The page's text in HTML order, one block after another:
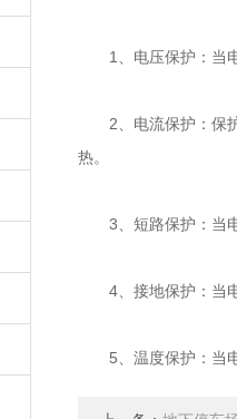
1、电压保护：当电
2、电流保护：保护
热。
3、短路保护：当电
4、接地保护：当电
5、温度保护：当电